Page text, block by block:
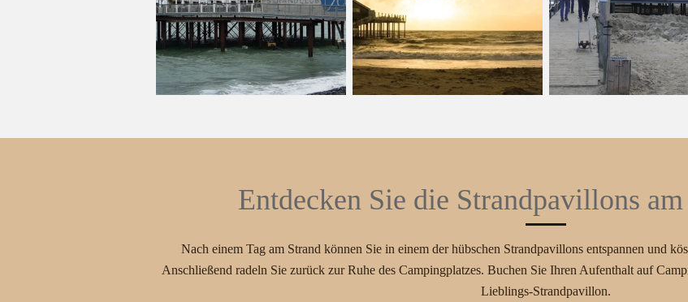
Entdecken Sie die Strandpavillons
Nach einem Tag am Strand können Sie in einem der hübschen Strandpavillons entspannen und
Anschließend radeln Sie zurück zur Ruhe des Campingplatzes. Buchen Sie Ihren Aufenthalt auf
Lieblings-Strandpavillon.